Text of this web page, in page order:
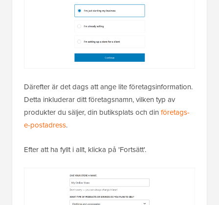
Därefter är det dags att ange lite företagsinformation.
Detta inkluderar ditt företagsnamn, vilken typ av
produkter du säljer, din butiksplats och din företags-
e-postadress.
Efter att ha fyllt i allt, klicka på 'Fortsätt'.